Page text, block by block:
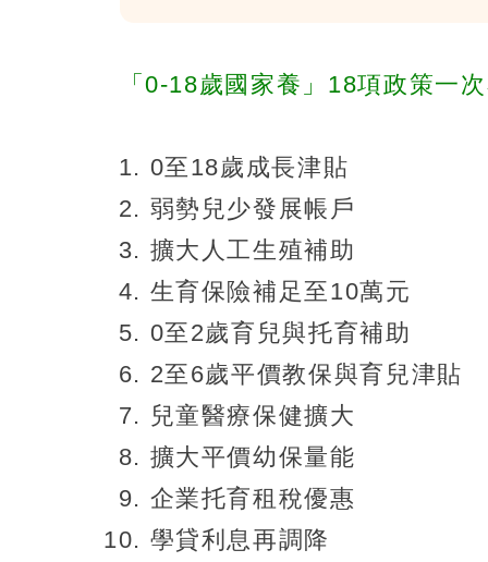
「0-18歲國家養」18項政策一
0至18歲成長津貼
弱勢兒少發展帳戶
擴大人工生殖補助
生育保險補足至10萬元
0至2歲育兒與托育補助
2至6歲平價教保與育兒津貼
兒童醫療保健擴大
擴大平價幼保量能
企業托育租稅優惠
學貸利息再調降